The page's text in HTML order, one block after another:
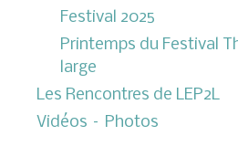
Festival 2025
Printemps du Festival
large
Les Rencontres de LEP2L
Vidéos – Photos